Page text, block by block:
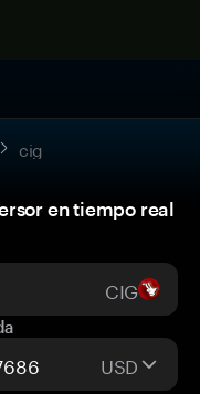
cig
en tiempo real
CIG
USD